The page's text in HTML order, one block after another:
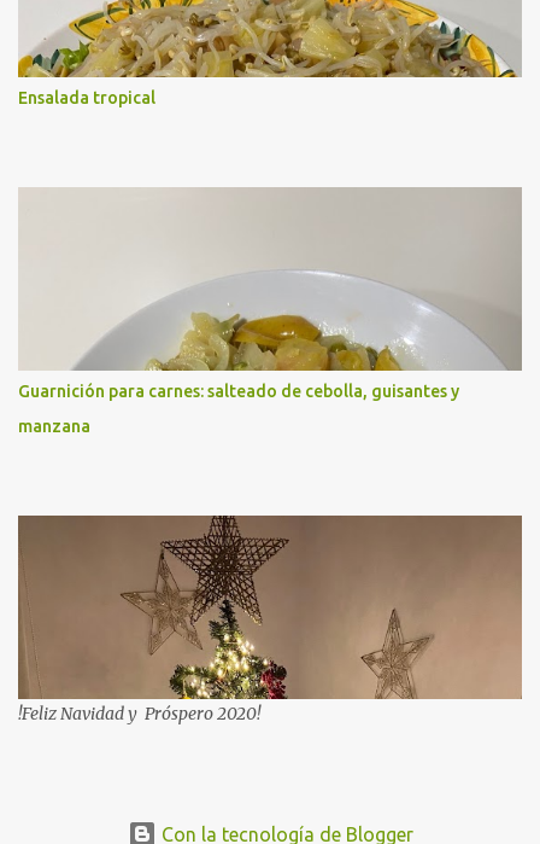
Ensalada tropical
Guarnición para carnes: salteado de cebolla, guisantes y
manzana
!Feliz Navidad y Próspero 2020!
Con la tecnología de Blogger